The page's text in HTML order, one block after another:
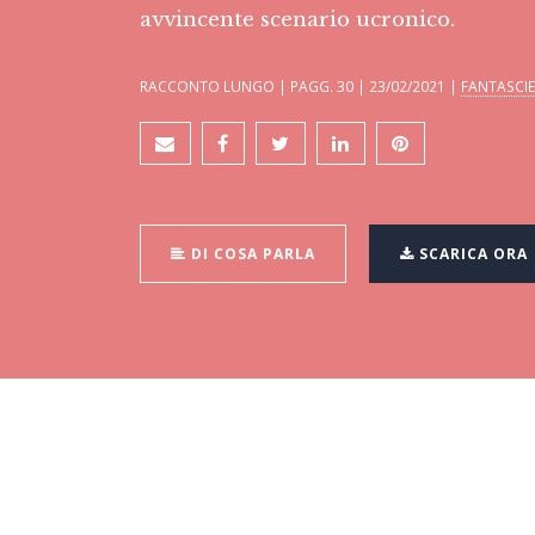
avvincente scenario ucronico.
RACCONTO LUNGO | PAGG. 30 | 23/02/2021 |
DI COSA PARLA SCARICA ORA